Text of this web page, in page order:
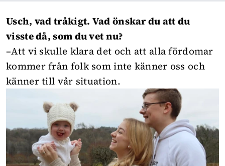
Usch, vad tråkigt. Vad önskar du att du
visste då, som du vet nu?
–Att vi skulle klara det och att alla fördomar
kommer från folk som inte känner oss och
känner till vår situation.